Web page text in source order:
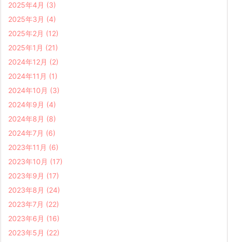
2025年4月 (3)
2025年3月 (4)
2025年2月 (12)
2025年1月 (21)
2024年12月 (2)
2024年11月 (1)
2024年10月 (3)
2024年9月 (4)
2024年8月 (8)
2024年7月 (6)
2023年11月 (6)
2023年10月 (17)
2023年9月 (17)
2023年8月 (24)
2023年7月 (22)
2023年6月 (16)
2023年5月 (22)